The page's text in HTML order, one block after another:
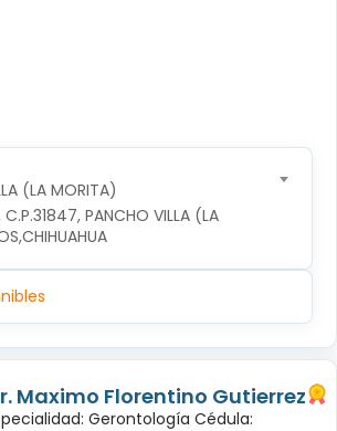
(LA MORITA)
Maximo Florentino Gutierrez
Gerontología Cédula: